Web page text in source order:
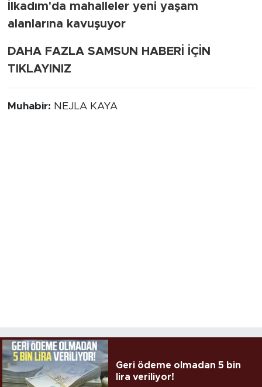
İlkadım'da mahalleler yeni yaşam
alanlarına kavuşuyor
DAHA FAZLA SAMSUN HABERİ İÇİN
TIKLAYINIZ
Muhabir: NEJLA KAYA
Geri ödeme olmadan 5 bin
lira veriliyor!